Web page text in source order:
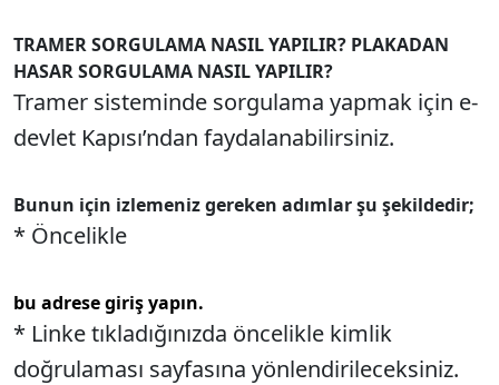
TRAMER SORGULAMA NASIL YAPILIR? PLAKADAN
HASAR SORGULAMA NASIL YAPILIR?
Tramer sisteminde sorgulama yapmak için e-
devlet Kapısı’ndan faydalanabilirsiniz.
Bunun için izlemeniz gereken adımlar şu şekildedir;
* Öncelikle
bu adrese giriş yapın.
* Linke tıkladığınızda öncelikle kimlik
doğrulaması sayfasına yönlendirileceksiniz.